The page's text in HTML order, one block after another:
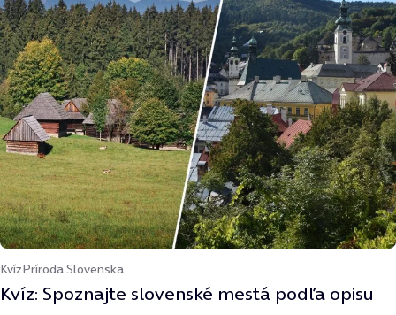
KvízPríroda Slovenska
Kvíz: Spoznajte slovenské mestá podľa opisu